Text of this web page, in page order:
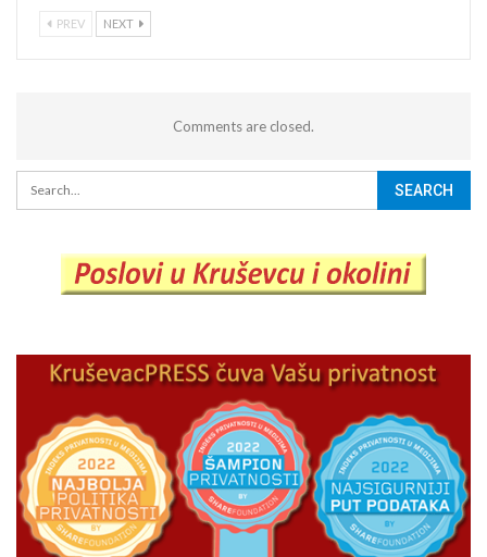
PREV NEXT
Comments are closed.